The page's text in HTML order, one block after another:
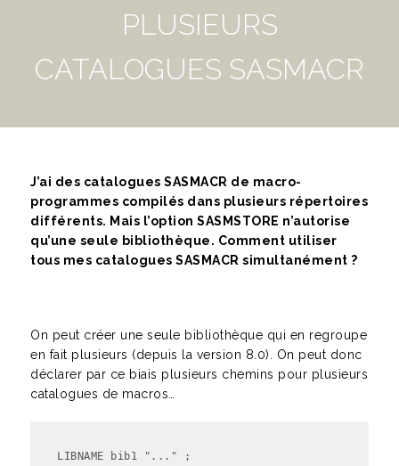
PLUSIEURS
CATALOGUES SASMACR
J’ai des catalogues SASMACR de macro-
programmes compilés dans plusieurs répertoires
différents. Mais l’option SASMSTORE n’autorise
qu’une seule bibliothèque. Comment utiliser
tous mes catalogues SASMACR simultanément ?
On peut créer une seule bibliothèque qui en regroupe
en fait plusieurs (depuis la version 8.0). On peut donc
déclarer par ce biais plusieurs chemins pour plusieurs
catalogues de macros…
LIBNAME bib1 "..." ;